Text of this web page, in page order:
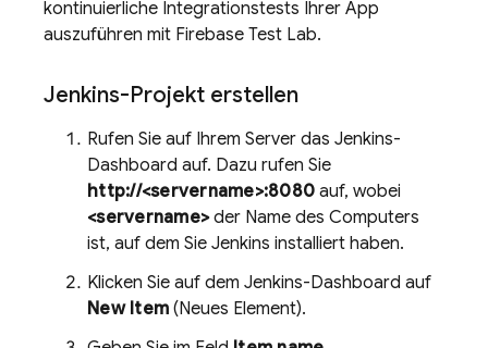
kontinuierliche Integrationstests Ihrer App
auszuführen mit Firebase Test Lab.
Jenkins-Projekt erstellen
Rufen Sie auf Ihrem Server das Jenkins-
Dashboard auf. Dazu rufen Sie
http://<servername>:8080 auf, wobei
<servername>der Name des Computers
ist, auf dem Sie Jenkins installiert haben.
Klicken Sie auf dem Jenkins-Dashboard auf
New Item (Neues Element).